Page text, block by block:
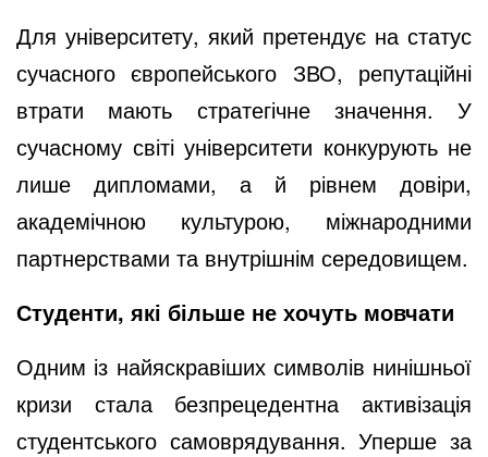
Для університету, який претендує на статус
сучасного європейського ЗВО, репутаційні
втрати мають стратегічне значення. У
сучасному світі університети конкурують не
лише дипломами, а й рівнем довіри,
академічною культурою, міжнародними
партнерствами та внутрішнім середовищем.
Студенти, які більше не хочуть мовчати
Одним із найяскравіших символів нинішньої
кризи стала безпрецедентна активізація
студентського самоврядування. Уперше за